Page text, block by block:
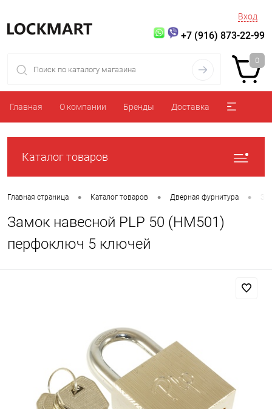
Вход
+7 (916) 873-22-99
0
Главная О компании Бренды Доставка
Каталог товаров
Главная страница • Каталог товаров • Дверная фурнитура •
Замок навесной PLP 50 (HM501)
перфоключ 5 ключей